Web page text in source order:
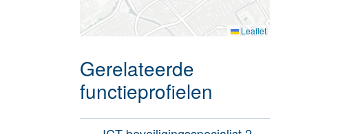
Leaflet
Gerelateerde
functieprofielen